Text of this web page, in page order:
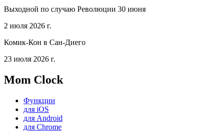
Выходной по случаю Революции 30 июня
2 июля 2026 г.
Комик-Кон в Сан-Диего
23 июля 2026 г.
Mom Clock
Функции
для iOS
для Android
для Chrome